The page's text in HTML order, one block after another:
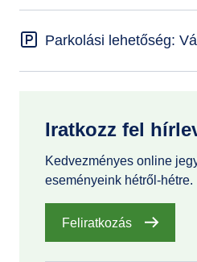
Parkolási lehetőség:
Iratkozz fel
Kedvezményes online
eseményeink hétről-hétre.
Feliratkozás